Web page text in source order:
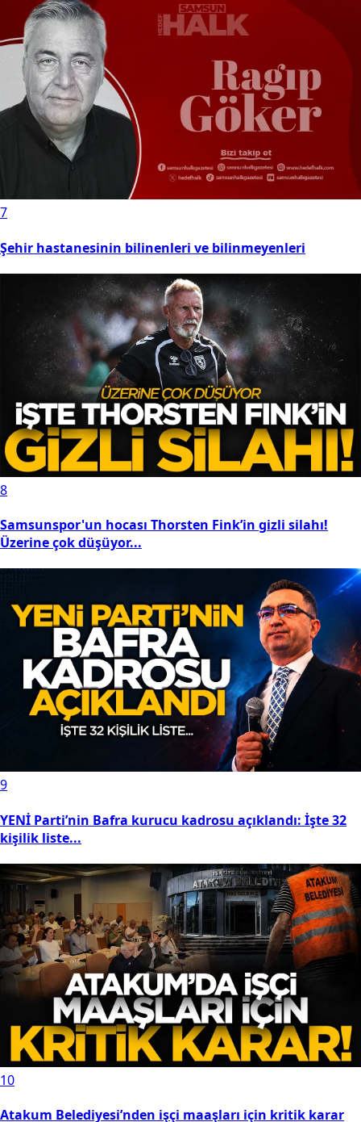
7
Şehir hastanesinin bilinenleri ve bilinmeyenleri
8
Samsunspor'un hocası Thorsten Fink’in gizli silahı!
Üzerine çok düşüyor...
9
YENİ Parti’nin Bafra kurucu kadrosu açıklandı: İşte 32
kişilik liste...
10
Atakum Belediyesi’nden işçi maaşları için kritik karar